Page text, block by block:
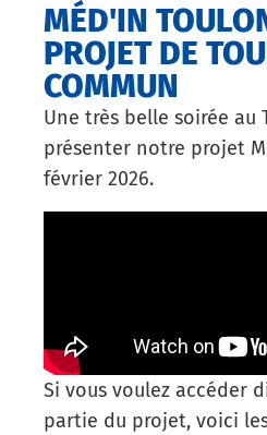
MÉD'IN
PROJET DE
COMMUN
Une très belle soirée au
présenter notre projet
février 2026.
Si vous voulez accéder
partie du projet, voici